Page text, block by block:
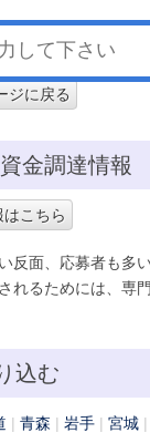
ジに戻る
金調達情報
こちら
反面、応募者も多
れるためには、専
込む
青森 岩手 宮城